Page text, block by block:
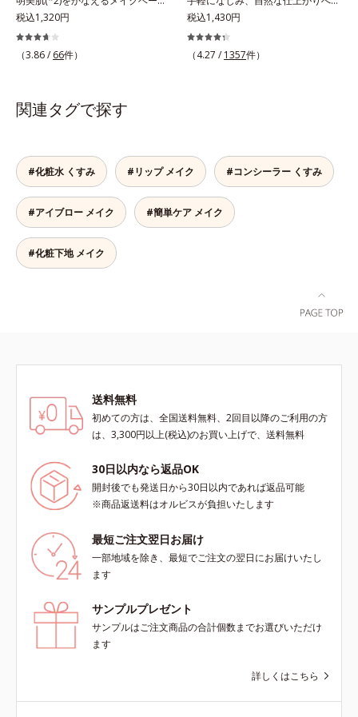
ス。ニキビがあると、メイクはニキ
ビに良くないのではないかと心配に
なりがち。しかし何も塗らないと、
デイケアベースは、ニキビケア(*1)
できる新発想のメイク下地。スキン
で、“ニキビをケアしたい”と“肌をキ
レイに見せたい”が同時に叶えられ
ます。ピンク味のあるベージュ色
で、塗るとくすみがさっと払われ、
肌が自然とトーンアップ。しっとり
とした美しい仕上がりが続きます。
SPF28・PA+++で、ニキビ肌を紫外
よる透明感のある肌
税込1,320円
（3.86 / 66件）
スルスルとのびて、肌に溶け込むよ
うになじみ、ピタッと密着。しっか
りとカバーしつつ、透明感を高める
税込1,430円
（4.27 / 1357件）
関連タグで探す
#化粧水 くすみ #リップ メイク #コンシーラー くすみ
#アイブロー メイク #簡単ケア メイク
#化粧下地 メイク
送料無料
初めての方は、全国送料無料、2回目以降のご利用の方
は、3,300円以上(税込)のお買い上げで、送料無料
30日以内なら返品OK
開封後でも発送日から30日以内であれば返品可能
※商品返送料はオルビスが負担いたします
最短ご注文翌日お届け
一部地域を除き、最短でご注文の翌日にお届けいたし
ます
サンプルプレゼント
サンプルはご注文商品の合計個数までお選びいただけ
ます
詳しくはこちら